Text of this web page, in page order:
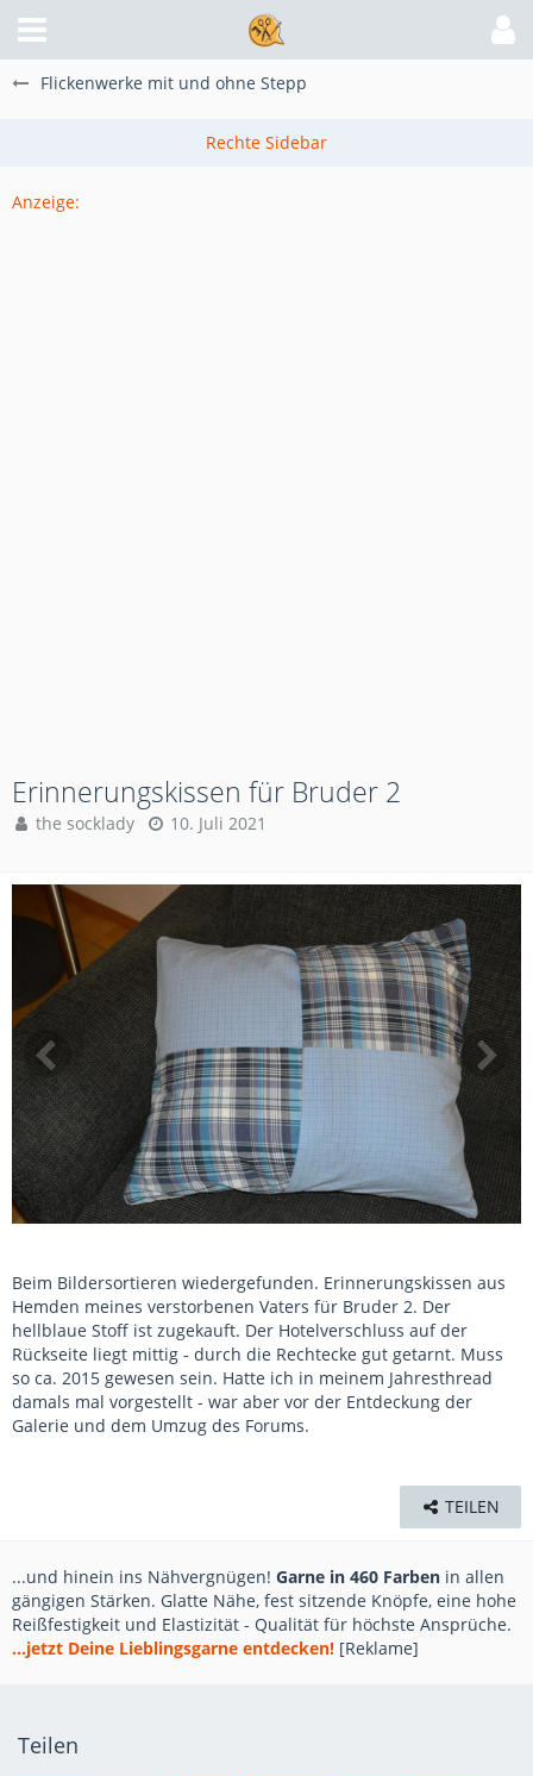
Flickenwerke mit und ohne Stepp
Anzeige:
Erinnerungskissen für Bruder 2
the socklady 10. Juli 2021
Beim Bildersortieren wiedergefunden. Erinnerungskissen aus
Hemden meines verstorbenen Vaters für Bruder 2. Der
hellblaue Stoff ist zugekauft. Der Hotelverschluss auf der
Rückseite liegt mittig - durch die Rechtecke gut getarnt. Muss
so ca. 2015 gewesen sein. Hatte ich in meinem Jahresthread
damals mal vorgestellt - war aber vor der Entdeckung der
Galerie und dem Umzug des Forums.
TEILEN
...und hinein ins Nähvergnügen! Garne in 460 Farben in allen
gängigen Stärken. Glatte Nähe, fest sitzende Knöpfe, eine hohe
Reißfestigkeit und Elastizität - Qualität für höchste Ansprüche.
...jetzt Deine Lieblingsgarne entdecken! [Reklame]
Teilen